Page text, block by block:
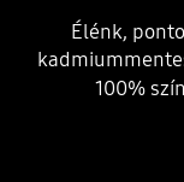
Élénk,
100%